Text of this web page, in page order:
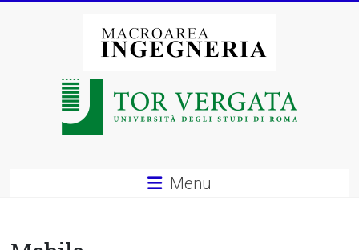
Macroarea
Menu